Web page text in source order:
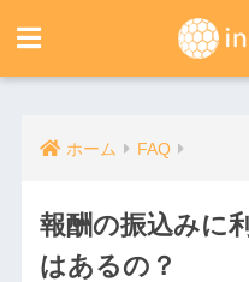
ホーム FAQ
報酬の振込みに
はあるの？